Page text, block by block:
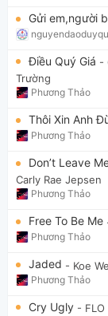
Gửi em,người
Điều Quý Giá -
Trường
Phương Thảo
Thôi Xin Anh
Phương Thảo
Don’t Leave
Carly Rae Jepsen
Phương Thảo
Free To Be Me
Phương Thảo
Jaded - Koe
Phương Thảo
Cry Ugly - FLO